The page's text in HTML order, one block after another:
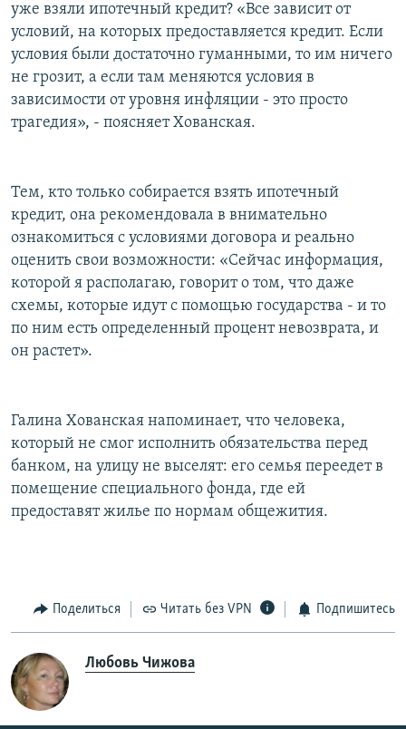
уже взяли ипотечный кредит? «Все зависит от
условий, на которых предоставляется кредит. Если
условия были достаточно гуманными, то им ничего
не грозит, а если там меняются условия в
зависимости от уровня инфляции - это просто
трагедия», - поясняет Хованская.
Тем, кто только собирается взять ипотечный
кредит, она рекомендовала в внимательно
ознакомиться с условиями договора и реально
оценить свои возможности: «Сейчас информация,
которой я располагаю, говорит о том, что даже
схемы, которые идут с помощью государства - и то
по ним есть определенный процент невозврата, и
он растет».
Галина Хованская напоминает, что человека,
который не смог исполнить обязательства перед
банком, на улицу не выселят: его семья переедет в
помещение специального фонда, где ей
предоставят жилье по нормам общежития.
Поделиться Читать без VPN Подпишитесь
Любовь Чижова